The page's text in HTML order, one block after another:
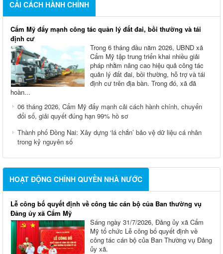
CẢI CÁCH HÀNH CHÍNH
Cẩm Mỹ đẩy mạnh công tác quản lý đất đai, bồi thường và tái
định cư
Trong 6 tháng đầu năm 2026, UBND xã
Cẩm Mỹ tập trung triển khai nhiều giải
pháp nhằm nâng cao hiệu quả công tác
quản lý đất đai, bồi thường, hỗ trợ và tái
định cư trên địa bàn. Trong đó, xã đã
hoàn...
06 tháng 2026, Cẩm Mỹ đẩy mạnh cải cách hành chính, chuyển
đổi số, giải quyết đúng hạn 99% hồ sơ
Thành phố Đồng Nai: Xây dựng ‘lá chắn’ bảo vệ dữ liệu cá nhân
trong kỷ nguyên số
HOẠT ĐỘNG CHÍNH QUYỀN NHÀ NƯỚC
Lễ công bố quyết định về công tác cán bộ của Ban thường vụ
Đảng ủy xã Cẩm Mỹ
Sáng ngày 31/7/2026, Đảng ủy xã Cẩm
Mỹ tổ chức Lễ công bố quyết định về
công tác cán bộ của Ban Thường vụ Đảng
ủy xã.